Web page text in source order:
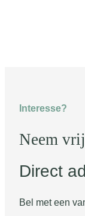
Interesse?
Neem
Direct
Bel met een